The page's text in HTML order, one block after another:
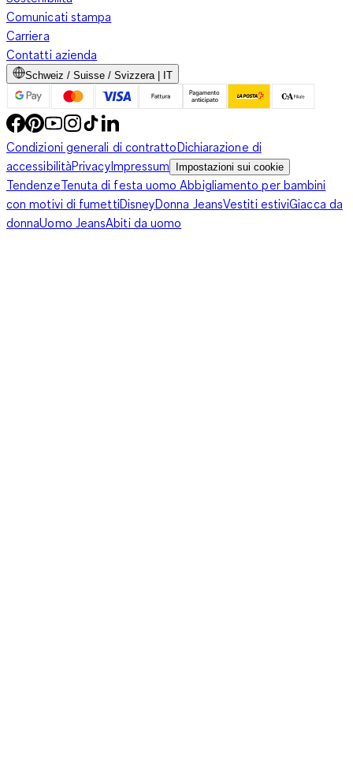
Comunicati stampa
Carriera
Contatti azienda
Schweiz / Suisse / Svizzera | IT
Condizioni generali di contrattoDichiarazione di
accessibilitàPrivacyImpressum Impostazioni sui cookie
TendenzeTenuta di festa uomoAbbigliamento per bambini
con motivi di fumettiDisneyDonna JeansVestiti estiviGiacca da
donnaUomo JeansAbiti da uomo